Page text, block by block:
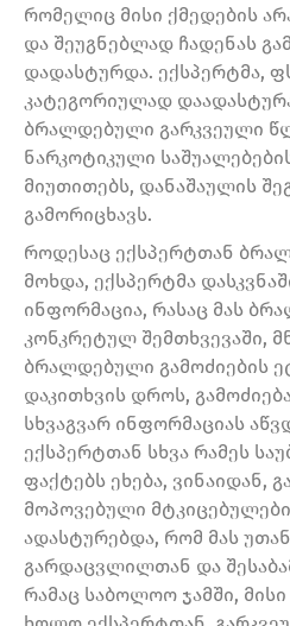
რომელიც მისი ქმედების
და შეუგნებლად ჩადენას
დადასტურდა. ექსპერტმა,
კატეგორიულად
ბრალდებული გარკვეული
ნარკოტიკული
მიუთითებს, დანაშაულის
გამორიცხავს.
როდესაც ექსპერტთან
მოხდა, ექსპერტმა
ინფორმაცია, რასაც მას
კონკრეტულ შემთხვევაში,
ბრალდებული გამოძიების
დაკითხვის დროს,
სხვაგვარ ინფორმაციას
ექსპერტთან სხვა რამეს
ფაქტებს ეხება, ვინაიდან,
მოპოვებული
ადასტურებდა, რომ მას
გარდაცვლილთან და
რამაც საბოლოო ჯამში,